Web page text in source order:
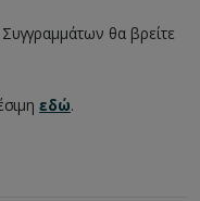
Συγγραμμάτων θα βρείτε
εδώ.